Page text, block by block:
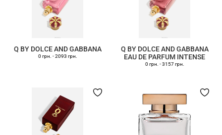
Q BY DOLCE AND GABBANA
0 грн. -2093 грн.
Q BY DOLCE AND GABBANA
EAU DE PARFUM INTENSE
0 грн. -3157 грн.